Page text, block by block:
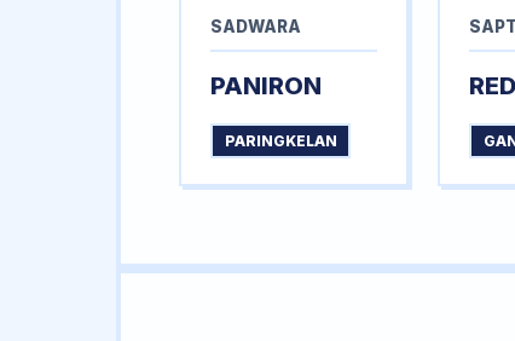
SADWARA
PANIRON
PARINGKELAN